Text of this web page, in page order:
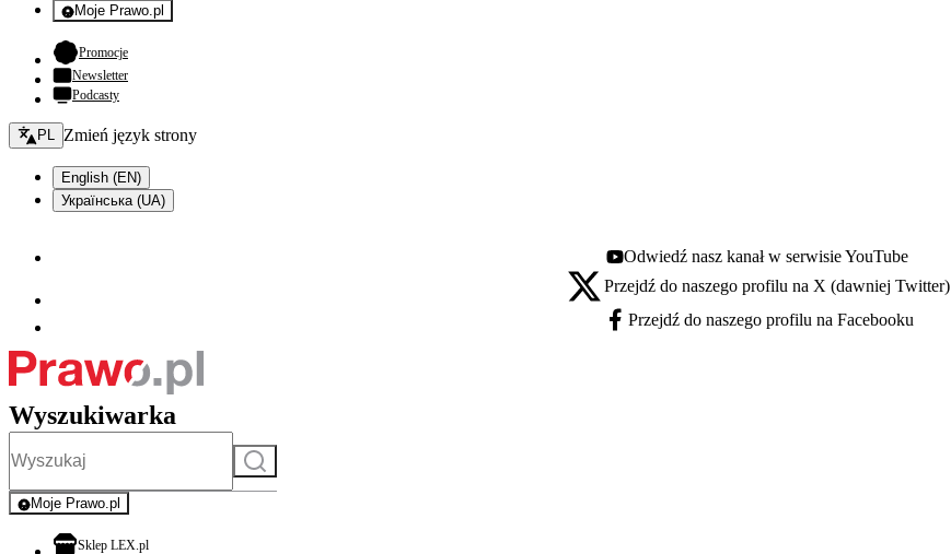
Moje Prawo.pl
- rejestracja i logowanie do serwisu
Promocje- otwiera się w nowej karcie
Newsletter
Podcasty
Zmień język - bieżący:
PL Zmień język strony
English (EN)
Українська (UA)
Youtube - otwiera się w nowej karcie
Odwiedź nasz kanał w serwisie YouTube
X - otwiera się w nowej karcie
Przejdź do naszego profilu na X (dawniej Twitter)
Facebook - otwiera się w nowej karcie
Przejdź do naszego profilu na Facebooku
Wyszukiwarka
Szukaj
Moje Prawo.pl
- rejestracja i logowanie do serwisu
Sklep LEX.plotwiera się w nowej karcie